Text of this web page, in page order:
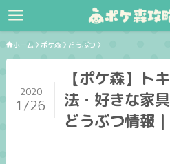
ホーム ポケ森 どうぶつ
【ポケ森】ト
法・好きな家
どうぶつ情報
2020
1/26